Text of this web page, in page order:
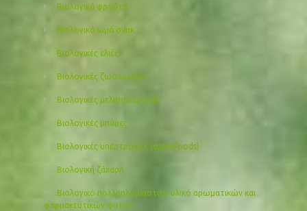
Βιολογικά φρούτα
Βιολογικά ωμά σνακ
Βιολογικές ελιές
Βιολογικές ζωοτροφές
Βιολογικές μελισσοτροφές
Βιολογικές μπύρες
Βιολογικές υπερτροφές (superfoods)
Βιολογική ζάχαρη
Βιολογικό πολλαπλασιαστικό υλικό αρωματικών και
φαρμακευτικών φυτών